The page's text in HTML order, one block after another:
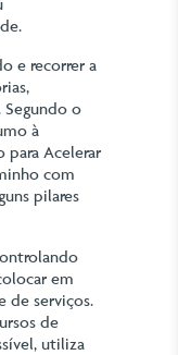
e recorrer a
o
à
para Acelerar
com
pilares
em
de serviços.
de
utiliza